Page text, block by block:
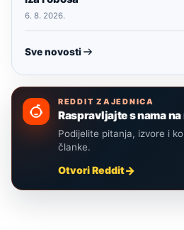
6. 8. 2026.
Sve novosti
REDDIT ZAJEDNICA
Raspravljajte s nama
Podijelite pitanja, izvore i
članke.
Otvori Reddit